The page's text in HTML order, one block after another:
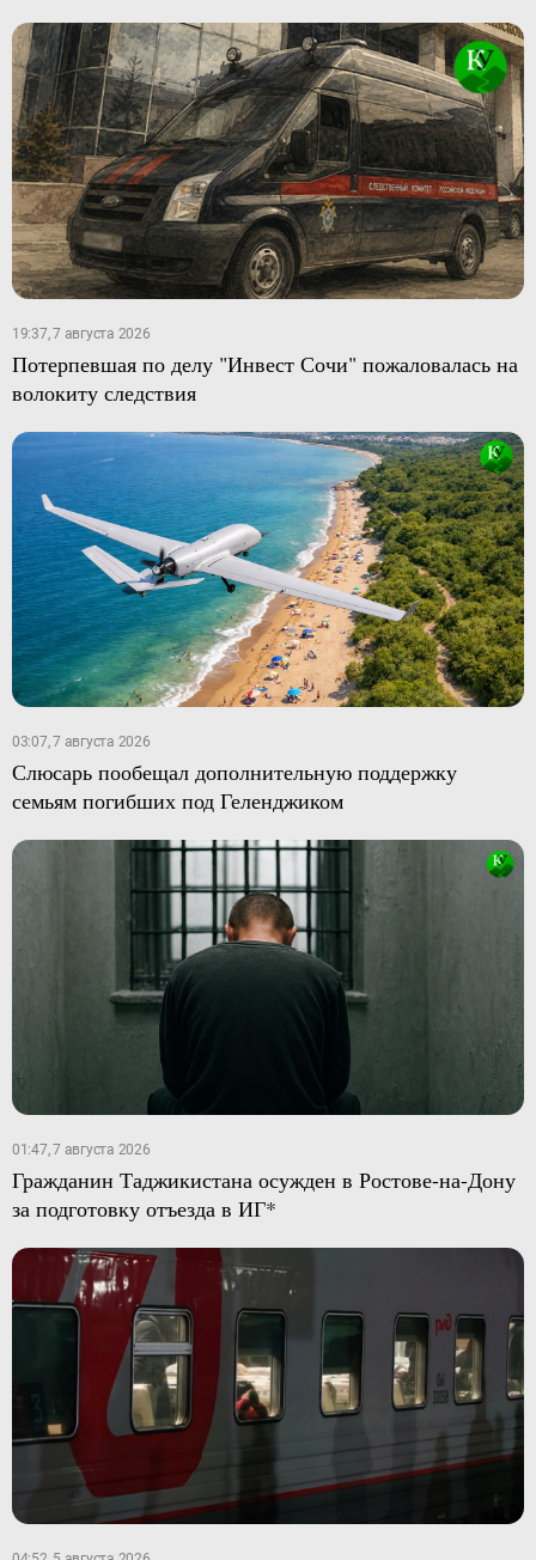
19:37, 7 августа 2026
Потерпевшая по делу "Инвест Сочи" пожаловалась на
волокиту следствия
03:07, 7 августа 2026
Слюсарь пообещал дополнительную поддержку
семьям погибших под Геленджиком
01:47, 7 августа 2026
Гражданин Таджикистана осужден в Ростове-на-Дону
за подготовку отъезда в ИГ*